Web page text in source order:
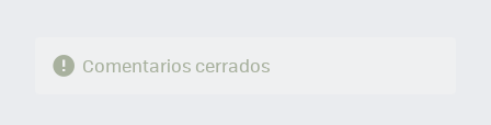
Comentarios cerrados